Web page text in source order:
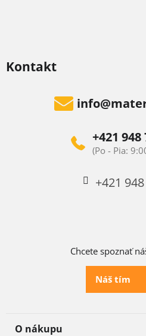
Kontakt
info@
+421 948
+421
Chcete spoznať
Náš tím
O nákupu